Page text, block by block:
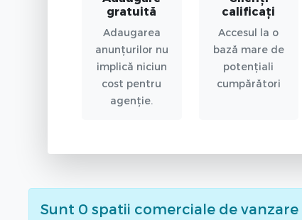
gratuită
Adaugarea
anunțurilor nu
implică niciun
cost pentru
agenție.
calificați
Accesul la o
bază mare de
potențiali
cumpărători
Sunt 0 spatii comerciale de vanzare